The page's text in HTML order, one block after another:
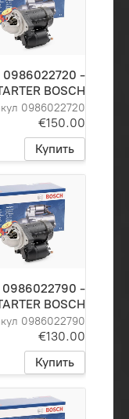
0986022720 -
BOSCH
0986022720
€150.00
Купить
0986022790 -
BOSCH
0986022790
€130.00
Купить